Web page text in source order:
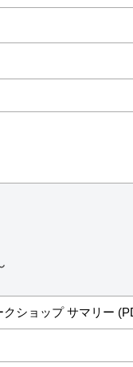
クショップ サマリー